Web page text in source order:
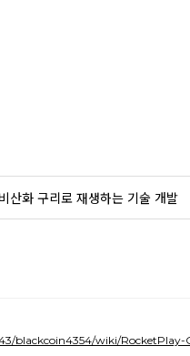
산화 구리로 재생하는 기술 개발
wiki/RocketPlay-